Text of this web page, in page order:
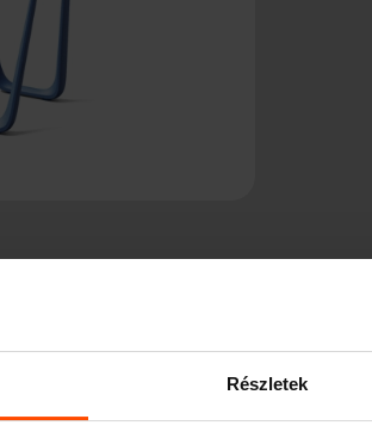
Részletek